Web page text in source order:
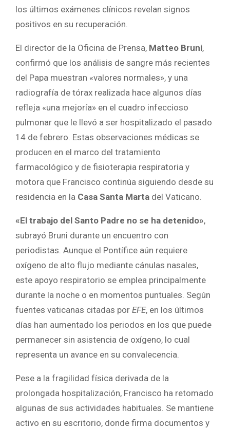
los últimos exámenes clínicos revelan signos
positivos en su recuperación.
El director de la Oficina de Prensa, Matteo Bruni,
confirmó que los análisis de sangre más recientes
del Papa muestran «valores normales», y una
radiografía de tórax realizada hace algunos días
refleja «una mejoría» en el cuadro infeccioso
pulmonar que le llevó a ser hospitalizado el pasado
14 de febrero. Estas observaciones médicas se
producen en el marco del tratamiento
farmacológico y de fisioterapia respiratoria y
motora que Francisco continúa siguiendo desde su
residencia en la Casa Santa Marta del Vaticano.
«El trabajo del Santo Padre no se ha detenido»,
subrayó Bruni durante un encuentro con
periodistas. Aunque el Pontífice aún requiere
oxígeno de alto flujo mediante cánulas nasales,
este apoyo respiratorio se emplea principalmente
durante la noche o en momentos puntuales. Según
fuentes vaticanas citadas por EFE, en los últimos
días han aumentado los periodos en los que puede
permanecer sin asistencia de oxígeno, lo cual
representa un avance en su convalecencia.
Pese a la fragilidad física derivada de la
prolongada hospitalización, Francisco ha retomado
algunas de sus actividades habituales. Se mantiene
activo en su escritorio, donde firma documentos y